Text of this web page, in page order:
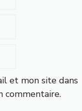
et mon site dans
commentaire.